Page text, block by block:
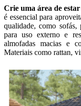
Crie uma área de
é essencial para
qualidade, como sofás,
para uso externo e
almofadas macias e
Materiais como rattan,